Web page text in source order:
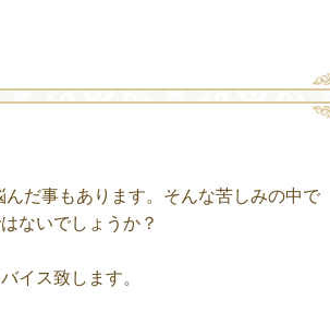
だ事もあります。そんな苦しみの中で
ないでしょうか？
イス致します。